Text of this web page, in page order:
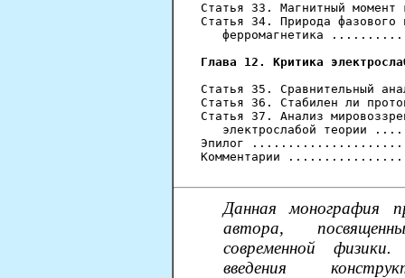
Статья 33. Магнитный
Статья 34. Природа фазового
ферромагнетика
Глава 12. Критика
Статья 35. Сравнительный
Статья 36. Стабилен ли
Статья 37. Анализ
электрослабой теории
Эпилог
Комментарии
Данная монография
автора,
современной
введения